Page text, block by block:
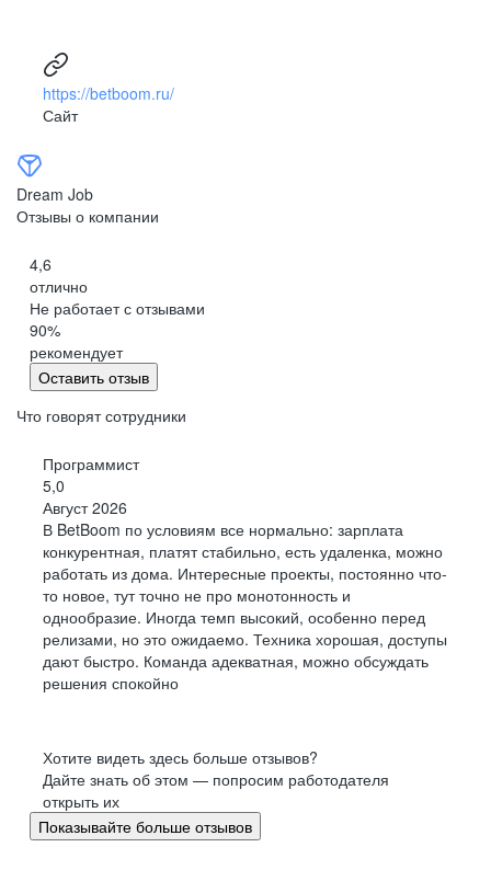
https://betboom.ru/
Сайт
Dream Job
Отзывы о компании
4,6
отлично
Не работает с отзывами
90%
рекомендует
Оставить отзыв
Что говорят сотрудники
Программист
5,0
Август 2026
В BetBoom по условиям все нормально: зарплата
конкурентная, платят стабильно, есть удаленка, можно
работать из дома. Интересные проекты, постоянно что-
то новое, тут точно не про монотонность и
однообразие. Иногда темп высокий, особенно перед
релизами, но это ожидаемо. Техника хорошая, доступы
дают быстро. Команда адекватная, можно обсуждать
решения спокойно
Хотите видеть здесь больше отзывов?
Дайте знать об этом — попросим работодателя
открыть их
Показывайте больше отзывов